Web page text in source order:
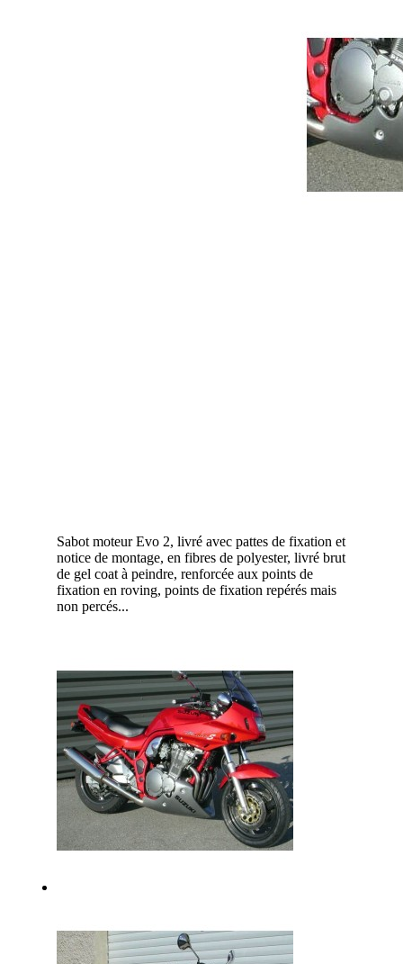
Sabot moteur Evo 2, livré avec pattes de fixation et
notice de montage, en fibres de polyester, livré brut
de gel coat à peindre, renforcée aux points de
fixation en roving, points de fixation repérés mais
non percés...